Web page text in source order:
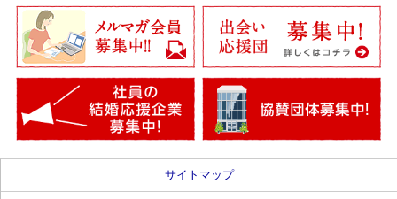
サイトマップ